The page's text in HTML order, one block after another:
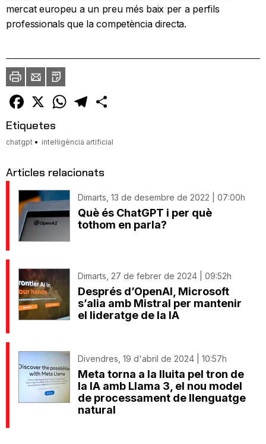
mercat europeu a un preu més baix per a perfils
professionals que la competència directa.
ImprimirEnvia
un
amic
PDF
Facebook
X WhatsAppTelegram
Etiquetes
chatgpt intel·ligència artificial
Articles relacionats
Dimarts, 13 de desembre de 2022 | 07:00h
Què és ChatGPT i per què
tothom en parla?
Dimarts, 27 de febrer de 2024 | 09:52h
Després d’OpenAI, Microsoft
s’alia amb Mistral per mantenir
el lideratge de la IA
Divendres, 19 d'abril de 2024 | 10:57h
Meta torna a la lluita pel tron de
la IA amb Llama 3, el nou model
de processament de llenguatge
natural